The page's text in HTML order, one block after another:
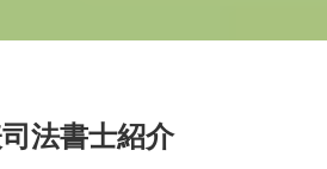
法書士紹介